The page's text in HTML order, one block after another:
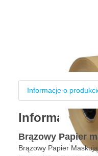
Informacje o
Informacje o
Brązowy Papier
Brązowy Papier